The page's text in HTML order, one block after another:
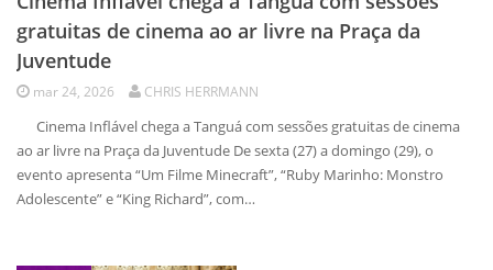
gratuitas de cinema ao ar livre na Praça da
Juventude
mar 24, 2026 CHRIS HERRMANN
Cinema Inflável chega a Tanguá com sessões gratuitas de cinema
ao ar livre na Praça da Juventude De sexta (27) a domingo (29), o
evento apresenta “Um Filme Minecraft”, “Ruby Marinho: Monstro
Adolescente” e “King Richard”, com…